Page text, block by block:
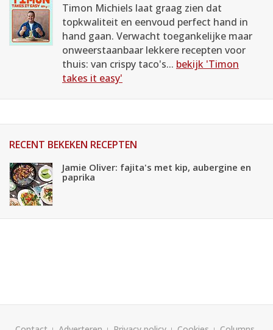
Timon Michiels laat graag zien dat
topkwaliteit en eenvoud perfect hand in
hand gaan. Verwacht toegankelijke maar
onweerstaanbaar lekkere recepten voor
thuis: van crispy taco's... bekijk 'Timon
takes it easy'
RECENT BEKEKEN RECEPTEN
Jamie Oliver: fajita's met kip, aubergine en
paprika